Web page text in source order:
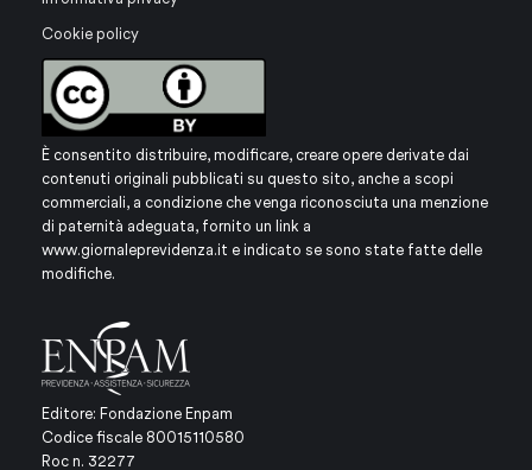
Cookie policy
È consentito distribuire, modificare, creare opere derivate dai
contenuti originali pubblicati su questo sito, anche a scopi
commerciali, a condizione che venga riconosciuta una menzione
di paternità adeguata, fornito un link a
www.giornaleprevidenza.it e indicato se sono state fatte delle
modifiche.
Editore: Fondazione Enpam
Codice fiscale 80015110580
Roc n. 32277